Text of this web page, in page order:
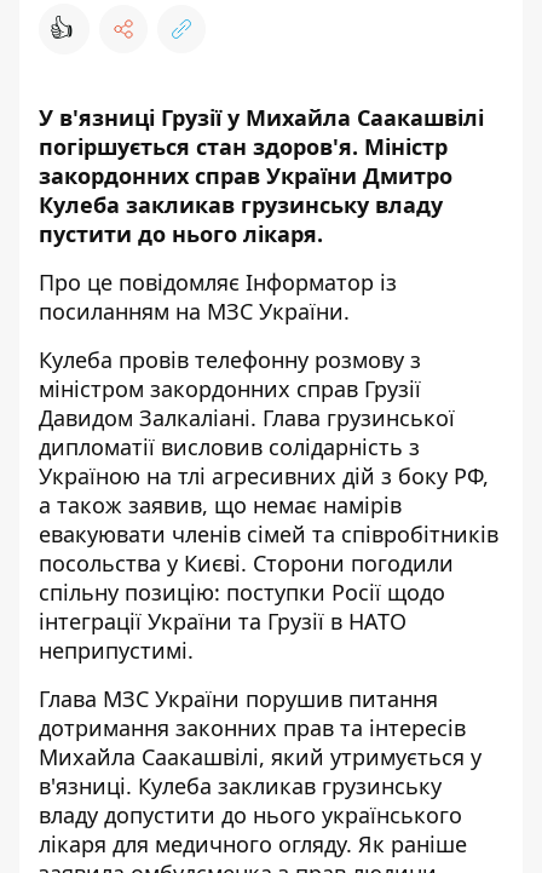
👍
У в'язниці Грузії у Михайла Саакашвілі
погіршується стан здоров'я. Міністр
закордонних справ України Дмитро
Кулеба закликав грузинську владу
пустити до нього лікаря.
Про це повідомляє Інформатор із
посиланням на МЗС України.
Кулеба провів телефонну розмову з
міністром закордонних справ Грузії
Давидом Залкаліані. Глава грузинської
дипломатії висловив солідарність з
Україною на тлі агресивних дій з боку РФ,
а також заявив, що немає намірів
евакуювати членів сімей та співробітників
посольства у Києві. Сторони погодили
спільну позицію: поступки Росії щодо
інтеграції України та Грузії в НАТО
неприпустимі.
Глава МЗС України порушив питання
дотримання законних прав та інтересів
Михайла Саакашвілі, який утримується у
в'язниці. Кулеба закликав грузинську
владу допустити до нього українського
лікаря для медичного огляду. Як раніше